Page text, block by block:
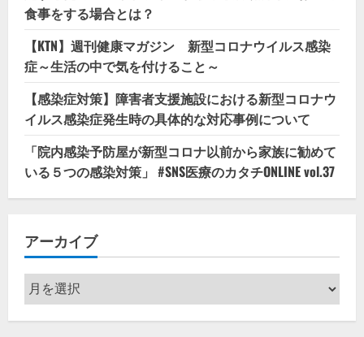
食事をする場合とは？
【KTN】週刊健康マガジン 新型コロナウイルス感染
症～生活の中で気を付けること～
【感染症対策】障害者支援施設における新型コロナウ
イルス感染症発生時の具体的な対応事例について
「院内感染予防屋が新型コロナ以前から家族に勧めて
いる５つの感染対策」 #SNS医療のカタチONLINE vol.37
アーカイブ
ア
ー
カ